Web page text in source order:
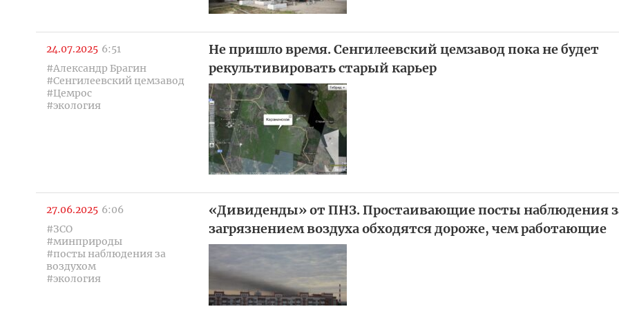
24.07.2025 6:51
#Александр Брагин
#Сенгилеевский цемзавод
#Цемрос
#экология
Не пришло время. Сенгилеевский цемзавод пока не будет
рекультивировать старый карьер
27.06.2025 6:06
#ЗСО
#минприроды
#посты наблюдения за
воздухом
#экология
«Дивиденды» от ПНЗ. Простаивающие посты наблюдения
загрязнением воздуха обходятся дороже, чем работающие